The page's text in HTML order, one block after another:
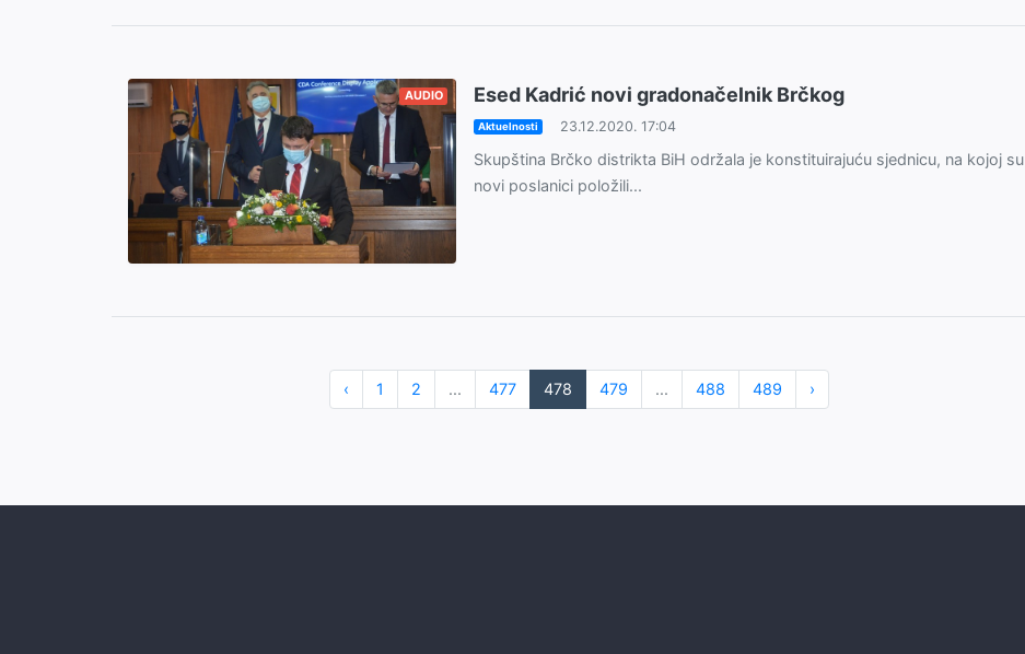
AUDIO Esed Kadrić novi gradonačelnik Brčkog
Aktuelnosti 23.12.2020. 17:04
Skupština Brčko distrikta BiH održala je konstituirajuću sjednicu, na kojoj su
novi poslanici položili...
‹ 1 2 ... 477 478 479 ... 488 489 ›